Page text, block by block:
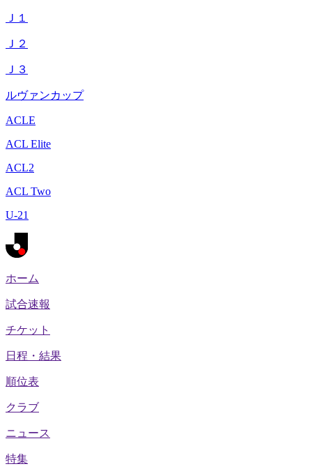
Ｊ１
Ｊ２
Ｊ３
ルヴァンカップ
ACLE
ACL Elite
ACL2
ACL Two
U-21
ホーム
試合速報
チケット
日程・結果
順位表
クラブ
ニュース
特集